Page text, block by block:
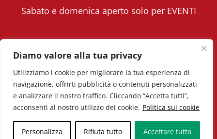
Diamo valore alla tua privacy
Utilizziamo i cookie per migliorare la tua esperienza di
navigazione, offrirti pubblicità o contenuti personalizzati
e analizzare il nostro traffico. Cliccando “Accetta tutti”,
acconsenti al nostro utilizzo dei cookie. Politica sui cookie
Personalizza Rifiuta tutto Accettare tutto
Sabato e domenica aperto solo per EVENTI
Copyright © Volavoilà ASD - PIVA 12398571005 -
Tutti i diritti riservati.Marketing per aziende|
Cucinotta Designer
Privacy Policy |Cookie Policy